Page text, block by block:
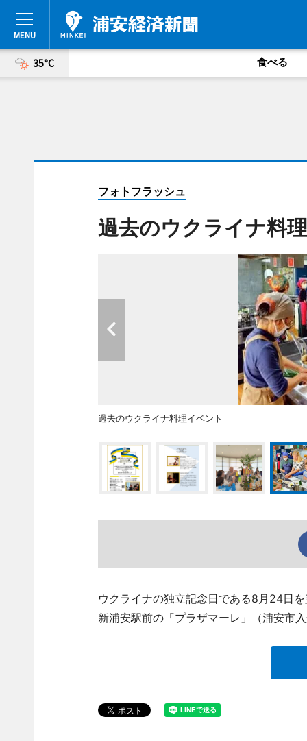
35°C 食べる
フォトフラッシュ
過去のウクライナ料
過去のウクライナ料理イベント
ウクライナの独立記念日である8月24日
新浦安駅前の「プラザマーレ」（浦安市